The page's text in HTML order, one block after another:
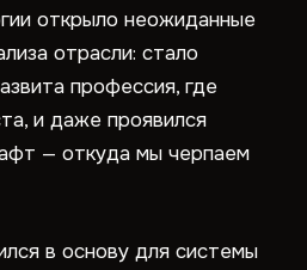
открыло неожиданные
отрасли: стало
профессия, где
и даже проявился
— откуда мы черпаем
в основу для системы